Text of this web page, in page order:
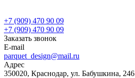
+7 (909) 470 90 09
+7 (909) 470 90 09
Заказать звонок
E-mail
parquet_design@mail.ru
Адрес
350020, Краснодар, ул. Бабушкина, 246